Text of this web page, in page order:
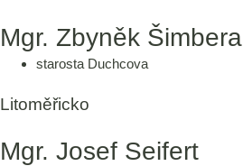
Mgr. Zbyněk Šimbera
starosta Duchcova
Litoměřicko
Mgr. Josef Seifert